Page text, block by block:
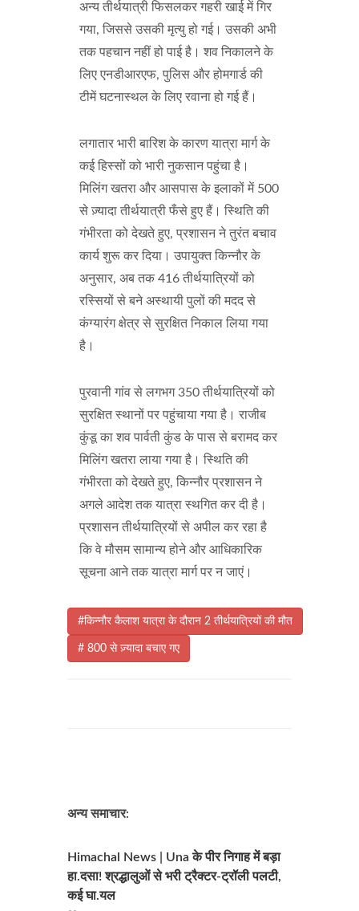
अन्य तीर्थयात्री फिसलकर गहरी खाई में गिर
गया, जिससे उसकी मृत्यु हो गई। उसकी अभी
तक पहचान नहीं हो पाई है। शव निकालने के
लिए एनडीआरएफ, पुलिस और होमगार्ड की
टीमें घटनास्थल के लिए रवाना हो गई हैं।
लगातार भारी बारिश के कारण यात्रा मार्ग के
कई हिस्सों को भारी नुकसान पहुंचा है।
मिलिंग खतरा और आसपास के इलाकों में 500
से ज़्यादा तीर्थयात्री फँसे हुए हैं। स्थिति की
गंभीरता को देखते हुए, प्रशासन ने तुरंत बचाव
कार्य शुरू कर दिया। उपायुक्त किन्नौर के
अनुसार, अब तक 416 तीर्थयात्रियों को
रस्सियों से बने अस्थायी पुलों की मदद से
कंग्यारंग क्षेत्र से सुरक्षित निकाल लिया गया
है।
पुरवानी गांव से लगभग 350 तीर्थयात्रियों को
सुरक्षित स्थानों पर पहुंचाया गया है। राजीब
कुंडू का शव पार्वती कुंड के पास से बरामद कर
मिलिंग खतरा लाया गया है। स्थिति की
गंभीरता को देखते हुए, किन्नौर प्रशासन ने
अगले आदेश तक यात्रा स्थगित कर दी है।
प्रशासन तीर्थयात्रियों से अपील कर रहा है
कि वे मौसम सामान्य होने और आधिकारिक
सूचना आने तक यात्रा मार्ग पर न जाएं।
#किन्नौर कैलाश यात्रा के दौरान 2 तीर्थयात्रियों की मौत
# 800 से ज़्यादा बचाए गए
अन्य समाचार:
Himachal News | Una के पीर निगाह में बड़ा
हा.दसा! श्रद्धालुओं से भरी ट्रैक्टर-ट्रॉली पलटी,
कई घा.यल